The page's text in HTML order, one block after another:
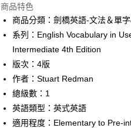
Apple Pay
Google Pay
ATM付款
運送方式
全家取貨付款
商品特色
商品分類：劍橋英語-文法＆單
系列：English Vocabulary in
Intermediate 4th Edition
版次：4版
作者：Stuart Redman
總級數：1
英語類型：英式英語
適用程度：Elementary to Pre-